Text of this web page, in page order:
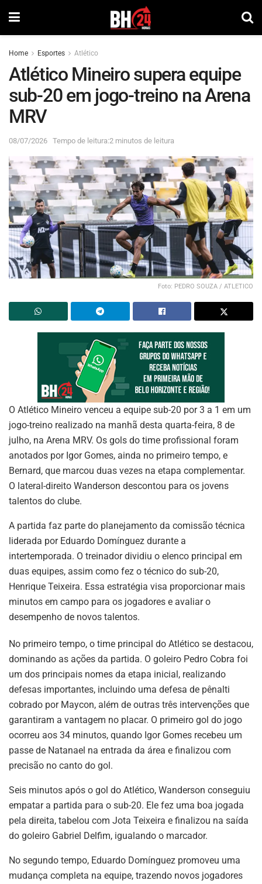
Home Esportes Atlético
Atlético Mineiro supera equipe
sub-20 em jogo-treino na Arena
MRV
08/07/2026 Tempo de leitura:2 minutos de leitura
Foto: PEDRO SOUZA / ATLETICO
O Atlético Mineiro venceu a equipe sub-20 por 3 a 1 em um
jogo-treino realizado na manhã desta quarta-feira, 8 de
julho, na Arena MRV. Os gols do time profissional foram
anotados por Igor Gomes, ainda no primeiro tempo, e
Bernard, que marcou duas vezes na etapa complementar.
O lateral-direito Wanderson descontou para os jovens
talentos do clube.
A partida faz parte do planejamento da comissão técnica
liderada por Eduardo Domínguez durante a
intertemporada. O treinador dividiu o elenco principal em
duas equipes, assim como fez o técnico do sub-20,
Henrique Teixeira. Essa estratégia visa proporcionar mais
minutos em campo para os jogadores e avaliar o
desempenho de novos talentos.
No primeiro tempo, o time principal do Atlético se destacou,
dominando as ações da partida. O goleiro Pedro Cobra foi
um dos principais nomes da etapa inicial, realizando
defesas importantes, incluindo uma defesa de pênalti
cobrado por Maycon, além de outras três intervenções que
garantiram a vantagem no placar. O primeiro gol do jogo
ocorreu aos 34 minutos, quando Igor Gomes recebeu um
passe de Natanael na entrada da área e finalizou com
precisão no canto do gol.
Seis minutos após o gol do Atlético, Wanderson conseguiu
empatar a partida para o sub-20. Ele fez uma boa jogada
pela direita, tabelou com Jota Teixeira e finalizou na saída
do goleiro Gabriel Delfim, igualando o marcador.
No segundo tempo, Eduardo Domínguez promoveu uma
mudança completa na equipe, trazendo novos jogadores